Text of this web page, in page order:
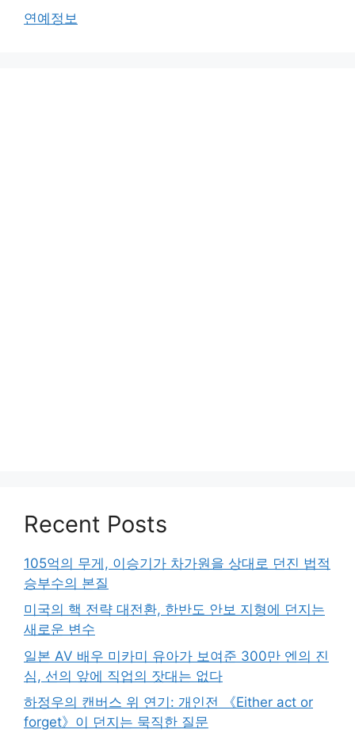
연예정보
Recent Posts
105억의 무게, 이승기가 차가원을 상대로 던진 법적
승부수의 본질
미국의 핵 전략 대전환, 한반도 안보 지형에 던지는
새로운 변수
일본 AV 배우 미카미 유아가 보여준 300만 엔의 진
심, 선의 앞에 직업의 잣대는 없다
하정우의 캔버스 위 연기: 개인전 《Either act or
forget》이 던지는 묵직한 질문